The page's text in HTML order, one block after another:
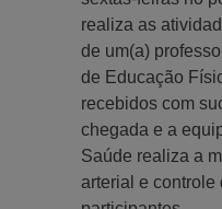
realiza as
de um(a)
de Educação
recebidos com
chegada e a
Saúde realiza a
arterial e controle